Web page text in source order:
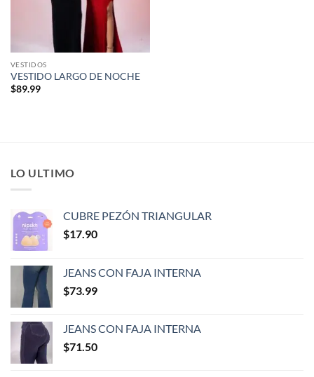
VESTIDOS
VESTIDO LARGO DE NOCHE
$89.99
LO ULTIMO
CUBRE PEZÓN TRIANGULAR
$17.90
JEANS CON FAJA INTERNA
$73.99
JEANS CON FAJA INTERNA
$71.50